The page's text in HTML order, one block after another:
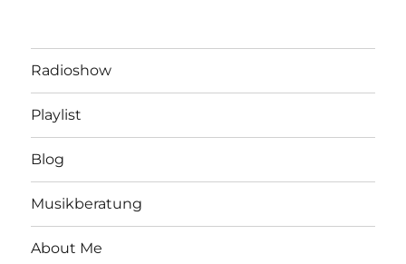
Radioshow
Playlist
Blog
Musikberatung
About Me